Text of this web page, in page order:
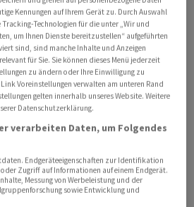
gebaut. Das erst 2024
eine einzigartige Expertise an
und Physik aufgebaut. Mit der
Position als führender
für Industrieunternehmen,
am Dienstag.
mutig zu sein und die Führung
zu übernehmen», so
President AI for Science wird und
des Unternehmens im
Kennungen auf Ihrem Gerät zu. Durch Auswahl
Technologien für die unter „Wir und
um Ihnen Dienste bereitzustellen“ aufgeführten
sind, sind manche Inhalte und Anzeigen
für Sie. Sie können dieses Menü jederzeit
zu ändern oder Ihre Einwilligung zu
Voreinstellungen verwalten am unteren Rand
gelten innerhalb unseres Website. Weitere
Datenschutzerklärung.
verarbeiten Daten, um Folgendes
Endgeräteeigenschaften zur Identifikation
Zugriff auf Informationen auf einem Endgerät.
Messung von Werbeleistung und der
sowie Entwicklung und